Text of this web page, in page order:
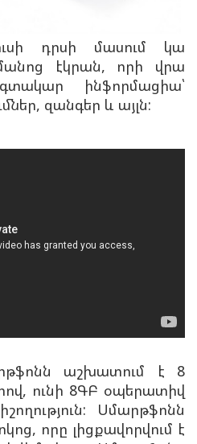
դրսի մասում կա
էկրան, որի վրա
ինֆորմացիա՝
զանգեր և այլն:
աշխատում է 8
ունի 8ԳԲ օպերատիվ
Սմարթֆոնն
որը լիցքավորվում է